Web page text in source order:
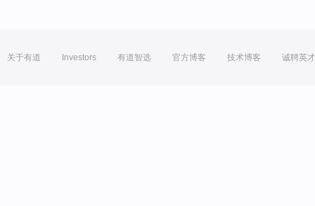
关于有道 Investors 有道智选 官方博客 技术博客 诚聘英才